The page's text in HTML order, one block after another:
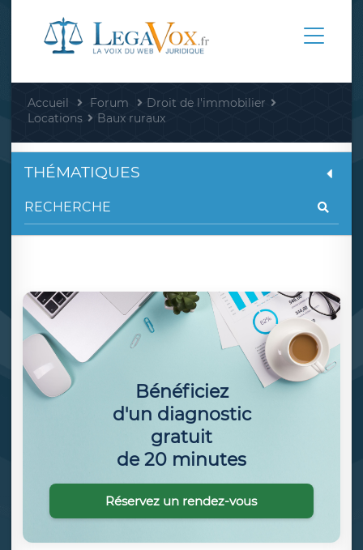
Accueil Forum
Droit de l'immobilier
Locations
Baux ruraux
THÉMATIQUES
Bénéficiez
d'un diagnostic
gratuit
de 20 minutes
Réservez un rendez-vous